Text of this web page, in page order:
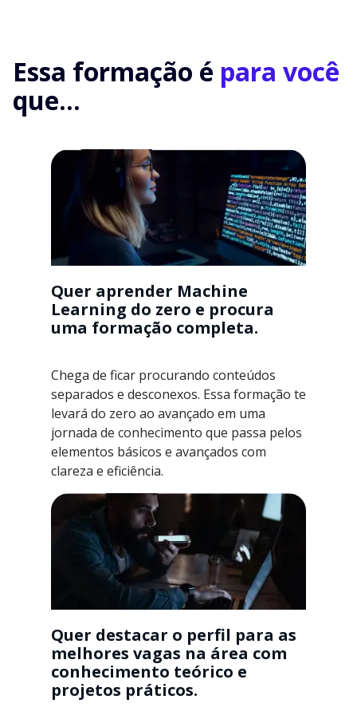
Essa formação é para você
que...
Quer aprender Machine
Learning do zero e procura
uma formação completa.
Chega de ficar procurando conteúdos
separados e desconexos. Essa formação te
levará do zero ao avançado em uma
jornada de conhecimento que passa pelos
elementos básicos e avançados com
clareza e eficiência.
Quer destacar o perfil para as
melhores vagas na área com
conhecimento teórico e
projetos práticos.